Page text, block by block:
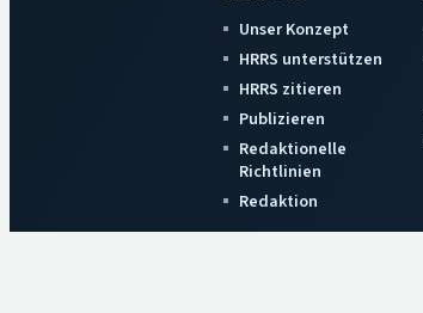
Unser Konzept
HRRS unterstützen
HRRS zitieren
Publizieren
Redaktionelle
Richtlinien
Redaktion